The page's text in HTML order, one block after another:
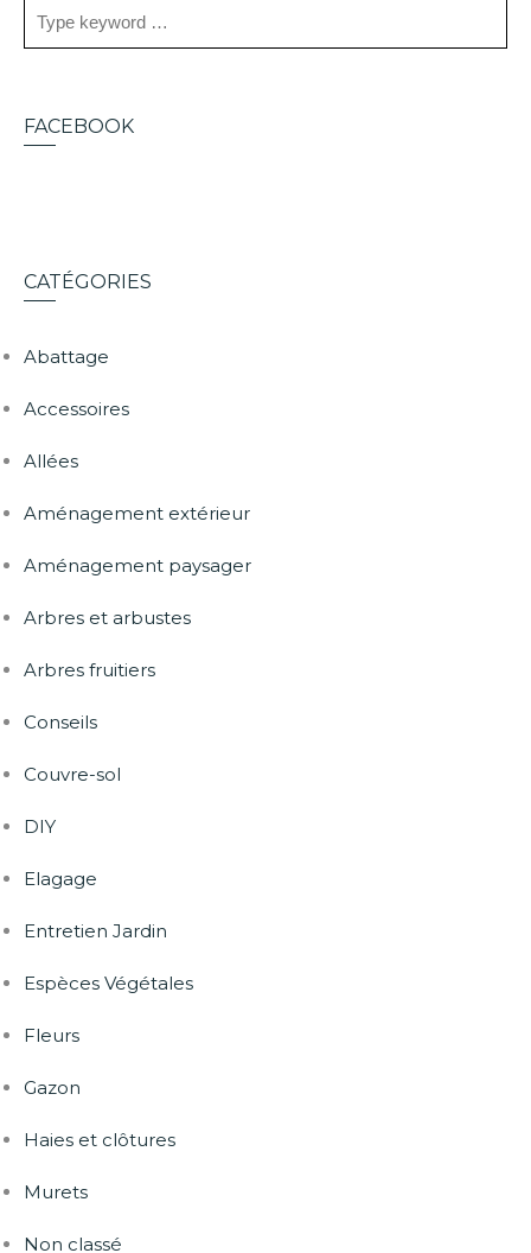
FACEBOOK
CATÉGORIES
Abattage
Accessoires
Allées
Aménagement extérieur
Aménagement paysager
Arbres et arbustes
Arbres fruitiers
Conseils
Couvre-sol
DIY
Elagage
Entretien Jardin
Espèces Végétales
Fleurs
Gazon
Haies et clôtures
Murets
Non classé